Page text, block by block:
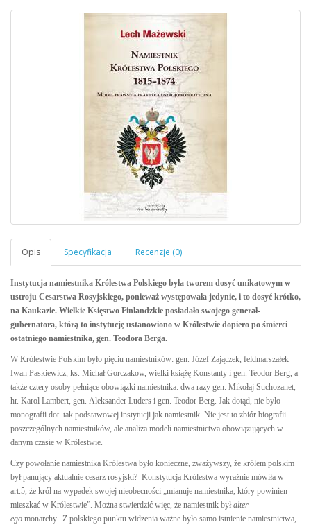
Instytucja namiestnika Królestwa Polskiego była tworem dosyć unikatowym w
ustroju Cesarstwa Rosyjskiego, ponieważ występowała jedynie, i to dosyć krótko,
na Kaukazie. Wielkie Księstwo Finlandzkie posiadało swojego generał-
gubernatora, którą to instytucję ustanowiono w Królestwie dopiero po śmierci
ostatniego namiestnika, gen. Teodora Berga.
W Królestwie Polskim było pięciu namiestników: gen. Józef Zajączek, feldmarszałek
Iwan Paskiewicz, ks. Michał Gorczakow, wielki książę Konstanty i gen. Teodor Berg, a
także cztery osoby pełniące obowiązki namiestnika: dwa razy gen. Mikołaj Suchozanet,
hr. Karol Lambert, gen. Aleksander Luders i gen. Teodor Berg. Jak dotąd, nie było
monografii dot. tak podstawowej instytucji jak namiestnik. Nie jest to zbiór biografii
poszczególnych namiestników, ale analiza modeli namiestnictwa obowiązujących w
danym czasie w Królestwie.
Czy powołanie namiestnika Królestwa było konieczne, zważywszy, że królem polskim
był panujący aktualnie cesarz rosyjski? Konstytucja Królestwa wyraźnie mówiła w
art.5, że król na wypadek swojej nieobecności „mianuje namiestnika, który powinien
mieszkać w Królestwie”. Można stwierdzić więc, że namiestnik był alter
ego monarchy. Z polskiego punktu widzenia ważne było samo istnienie namiestnictwa,